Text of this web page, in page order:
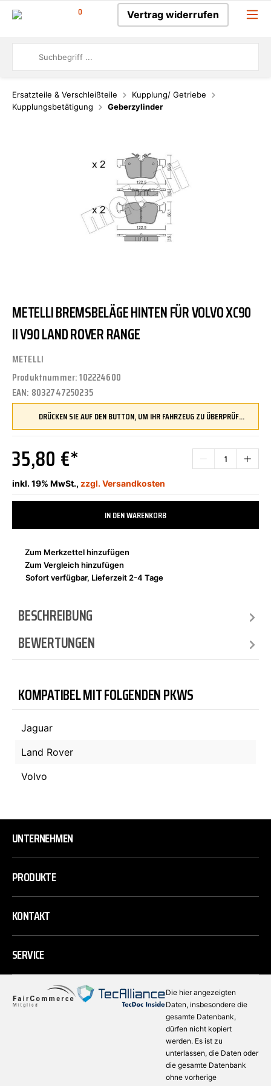
0 Vertrag widerrufen
Ersatzteile & Verschleißteile
Kupplung/ Getriebe
Kupplungsbetätigung
Geberzylinder
METELLI BREMSBELÄGE HINTEN FÜR VOLVO XC90
II V90 LAND ROVER RANGE
METELLI
Produktnummer:102224600
EAN: 8032747250235
DRÜCKEN SIE AUF DEN BUTTON, UM IHR FAHRZEUG ZU ÜBERPRÜFEN UND SICHERZUSTELLEN, DASS DIESES TEIL KOMPATIBEL IST, BEVOR SIE ES BESTELLEN
35,80 €*
inkl. 19% MwSt., zzgl. Versandkosten
IN DEN WARENKORB
Zum Merkzettel hinzufügen
Zum Vergleich hinzufügen
Sofort verfügbar, Lieferzeit 2-4 Tage
BESCHREIBUNG
BEWERTUNGEN
KOMPATIBEL MIT FOLGENDEN PKWS
Jaguar
Land Rover
Volvo
UNTERNEHMEN
PRODUKTE
KONTAKT
SERVICE
Die hier angezeigten
Daten, insbesondere die
gesamte Datenbank,
dürfen nicht kopiert
werden. Es ist zu
unterlassen, die Daten oder
die gesamte Datenbank
ohne vorherige